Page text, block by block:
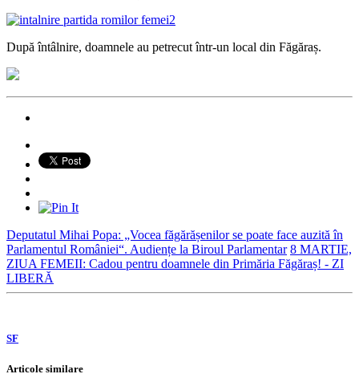
După întâlnire, doamnele au petrecut într-un local din Făgăraș.
Deputatul Mihai Popa: „Vocea făgărășenilor se poate face auzită în
Parlamentul României“. Audiențe la Biroul Parlamentar 8 MARTIE,
ZIUA FEMEII: Cadou pentru doamnele din Primăria Făgăraș! - ZI
LIBERĂ
SF
Articole similare